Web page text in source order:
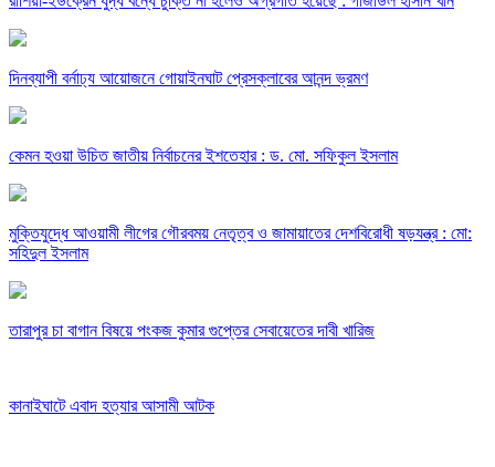
দিনব্যাপী বর্নাঢ্য আয়োজনে গোয়াইনঘাট প্রেসক্লাবের আনন্দ ভ্রমণ
কেমন হওয়া উচিত জাতীয় নির্বাচনের ইশতেহার : ড. মো. সফিকুল ইসলাম
মুক্তিযুদ্ধে আওয়ামী লীগের গৌরবময় নেতৃত্ব ও জামায়াতের দেশবিরোধী ষড়যন্ত্র : মো:
সহিদুল ইসলাম
তারাপুর চা বাগান বিষয়ে পংকজ কুমার গুপ্তের সেবায়েতের দাবী খারিজ
কানাইঘাটে এবাদ হত্যার আসামী আটক